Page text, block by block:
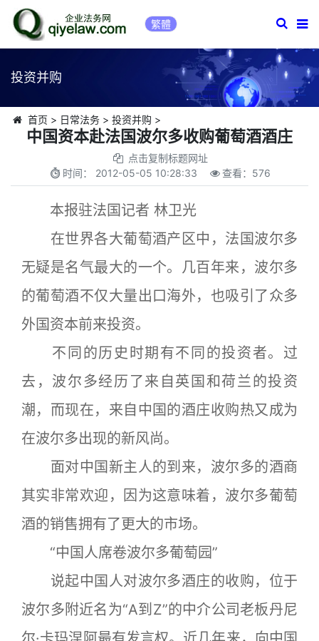
繁體
投资并购
首页 > 日常法务> 投资并购 >
中国资本赴法国波尔多收购葡萄酒酒庄
点击复制标题网址
时间： 2012-05-05 10:28:33 查看： 576
本报驻法国记者 林卫光
在世界各大葡萄酒产区中，法国波尔多
无疑是名气最大的一个。几百年来，波尔多
的葡萄酒不仅大量出口海外，也吸引了众多
外国资本前来投资。
不同的历史时期有不同的投资者。过
去，波尔多经历了来自英国和荷兰的投资
潮，而现在，来自中国的酒庄收购热又成为
在波尔多出现的新风尚。
面对中国新主人的到来，波尔多的酒商
其实非常欢迎，因为这意味着，波尔多葡萄
酒的销售拥有了更大的市场。
“中国人席卷波尔多葡萄园”
说起中国人对波尔多酒庄的收购，位于
波尔多附近名为“A到Z”的中介公司老板丹尼